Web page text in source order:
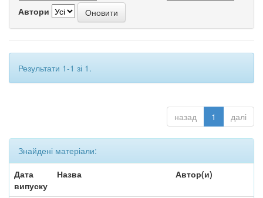
Автори
Результати 1-1 зі 1.
назад 1 далі
Знайдені матеріали:
Дата
випуску
Назва Автор(и)